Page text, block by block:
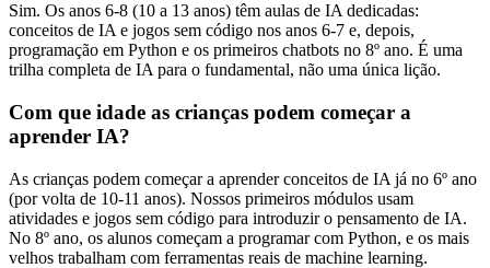
Sim. Os anos 6-8 (10 a 13 anos) têm aulas de IA dedicadas:
conceitos de IA e jogos sem código nos anos 6-7 e, depois,
programação em Python e os primeiros chatbots no 8º ano. É uma
trilha completa de IA para o fundamental, não uma única lição.
Com que idade as crianças podem começar a
aprender IA?
As crianças podem começar a aprender conceitos de IA já no 6º ano
(por volta de 10-11 anos). Nossos primeiros módulos usam
atividades e jogos sem código para introduzir o pensamento de IA.
No 8º ano, os alunos começam a programar com Python, e os mais
velhos trabalham com ferramentas reais de machine learning.